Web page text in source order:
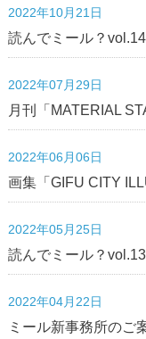
2022年10月21日
読んでミール？
2022年07月29日
月刊「MATERIAL
2022年06月06日
画集「GIFU CITY
2022年05月25日
読んでミール？
2022年04月22日
ミール新事務所のご